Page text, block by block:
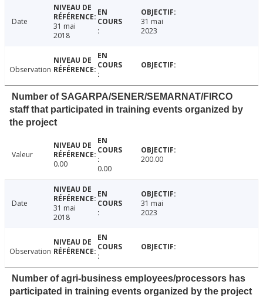
Date
31 mai
2018
31 mai
2023
Observation
Number of SAGARPA/SENER/SEMARNAT/FIRCO
staff that participated in training events organized by
the project
Valeur
0.00
0.00
200.00
Date
31 mai
2018
31 mai
2023
Observation
Number of agri-business employees/processors has
participated in training events organized by the project